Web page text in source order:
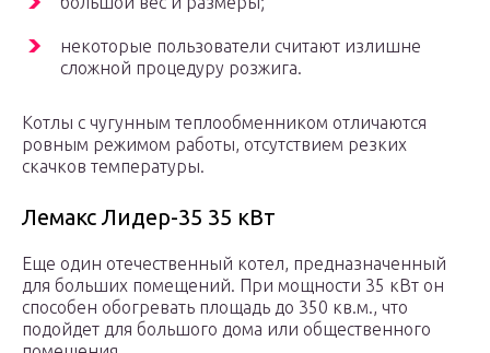
некоторые пользователи считают излишне
сложной процедуру розжига.
Котлы с чугунным теплообменником отличаются
ровным режимом работы, отсутствием резких
скачков температуры.
Лемакс Лидер-35 35 кВт
Еще один отечественный котел, предназначенный
для больших помещений. При мощности 35 кВт он
способен обогревать площадь до 350 кв.м., что
подойдет для большого дома или общественного